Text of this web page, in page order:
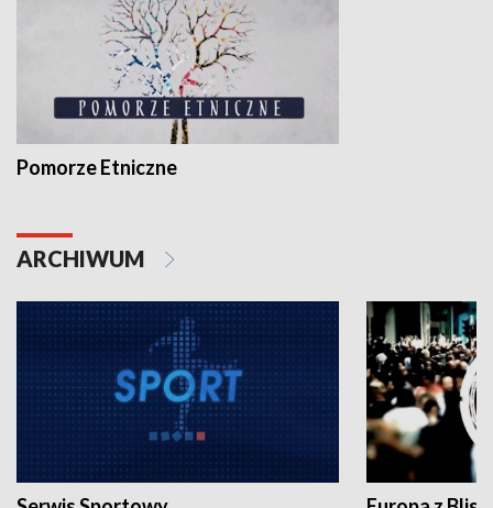
Pomorze Etniczne
ARCHIWUM